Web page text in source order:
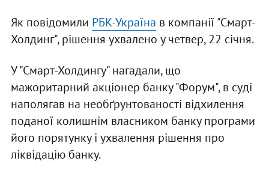
Як повідомили РБК-Україна в компанії "Смарт-
Холдинг", рішення ухвалено у четвер, 22 січня.
У "Смарт-Холдингу" нагадали, що
мажоритарний акціонер банку "Форум", в суді
наполягав на необґрунтованості відхилення
поданої колишнім власником банку програми
його порятунку і ухвалення рішення про
ліквідацію банку.